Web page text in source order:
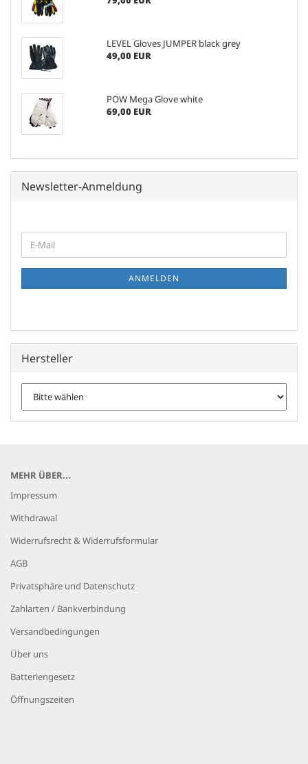
LEVEL Gloves JUMPER black grey
49,00 EUR
POW Mega Glove white
69,00 EUR
Newsletter-Anmeldung
ZUR
NEWSLETTER-
E-
Mail
ANMELDEN
Hersteller
MEHR ÜBER...
Impressum
Withdrawal
Widerrufsrecht & Widerrufsformular
AGB
Privatsphäre und Datenschutz
Zahlarten / Bankverbindung
Versandbedingungen
Über uns
Batteriengesetz
Öffnungszeiten